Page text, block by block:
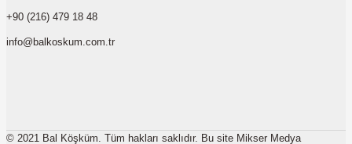
+90 (216) 479 18 48
info@balkoskum.com.tr
© 2021 Bal Köşküm. Tüm hakları saklıdır. Bu site Mikser Medya